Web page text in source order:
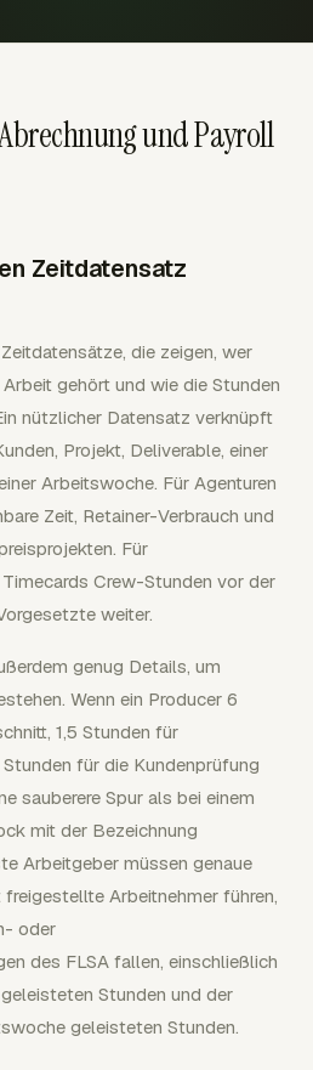
und Payroll
Zeitdatensatz
die zeigen, wer
gehört und wie die Stunden
nützlicher Datensatz verknüpft
Projekt, Deliverable, einer
Arbeitswoche. Für Agenturen
Zeit, Retainer-Verbrauch und
Für
Crew-Stunden vor der
weiter.
genug Details, um
Wenn ein Producer 6
1,5 Stunden für
für die Kundenprüfung
sauberere Spur als bei einem
mit der Bezeichnung
Arbeitgeber müssen genaue
Arbeitnehmer führen,
oder
des FLSA fallen, einschließlich
Stunden und der
geleisteten Stunden.